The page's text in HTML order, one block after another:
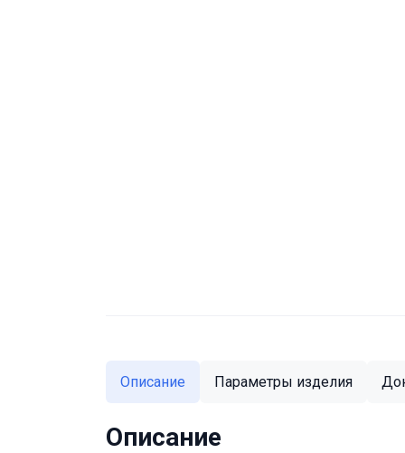
Описание Параметры изделия
Описание